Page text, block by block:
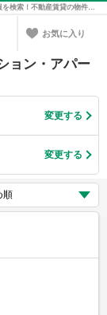
米子市（鳥取県）の賃貸マンション・賃貸アパート・賃貸住宅の不動産情報を検索！不動産賃貸の物件探しは、お部屋探しのエイブル
お気に入り
ョン・アパー
変更する
変更する